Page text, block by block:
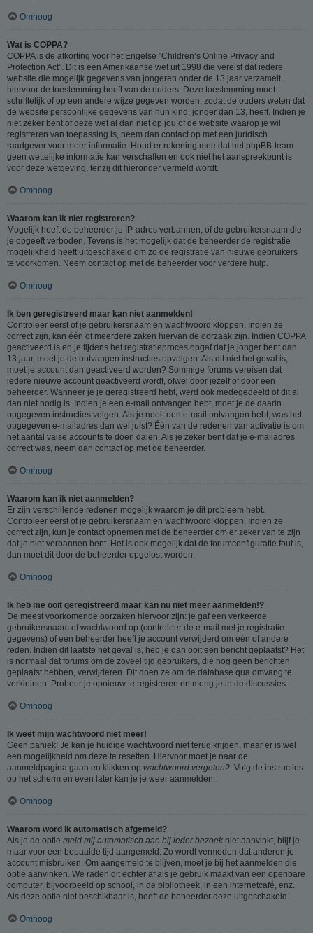
Omhoog
Wat is COPPA?
COPPA is de afkorting voor het Engelse "Children’s Online Privacy and
Protection Act". Dit is een Amerikaanse wet uit 1998 die vereist dat iedere
website die mogelijk gegevens van jongeren onder de 13 jaar verzamelt,
hiervoor de toestemming heeft van de ouders. Deze toestemming moet
schriftelijk of op een andere wijze gegeven worden, zodat de ouders weten dat
de website persoonlijke gegevens van hun kind, jonger dan 13, heeft. Indien je
niet zeker bent of deze wet al dan niet op jou of de website waarop je wil
registreren van toepassing is, neem dan contact op met een juridisch
raadgever voor meer informatie. Houd er rekening mee dat het phpBB-team
geen wettelijke informatie kan verschaffen en ook niet het aanspreekpunt is
voor deze wetgeving, tenzij dit hieronder vermeld wordt.
Omhoog
Waarom kan ik niet registreren?
Mogelijk heeft de beheerder je IP-adres verbannen, of de gebruikersnaam die
je opgeeft verboden. Tevens is het mogelijk dat de beheerder de registratie
mogelijkheid heeft uitgeschakeld om zo de registratie van nieuwe gebruikers
te voorkomen. Neem contact op met de beheerder voor verdere hulp.
Omhoog
Ik ben geregistreerd maar kan niet aanmelden!
Controleer eerst of je gebruikersnaam en wachtwoord kloppen. Indien ze
correct zijn, kan één of meerdere zaken hiervan de oorzaak zijn. Indien COPPA
geactiveerd is en je tijdens het registratieproces opgaf dat je jonger bent dan
13 jaar, moet je de ontvangen instructies opvolgen. Als dit niet het geval is,
moet je account dan geactiveerd worden? Sommige forums vereisen dat
iedere nieuwe account geactiveerd wordt, ofwel door jezelf of door een
beheerder. Wanneer je je geregistreerd hebt, werd ook medegedeeld of dit al
dan niet nodig is. Indien je een e-mail ontvangen hebt, moet je de daarin
opgegeven instructies volgen. Als je nooit een e-mail ontvangen hebt, was het
opgegeven e-mailadres dan wel juist? Één van de redenen van activatie is om
het aantal valse accounts te doen dalen. Als je zeker bent dat je e-mailadres
correct was, neem dan contact op met de beheerder.
Omhoog
Waarom kan ik niet aanmelden?
Er zijn verschillende redenen mogelijk waarom je dit probleem hebt.
Controleer eerst of je gebruikersnaam en wachtwoord kloppen. Indien ze
correct zijn, kun je contact opnemen met de beheerder om er zeker van te zijn
dat je niet verbannen bent. Het is ook mogelijk dat de forumconfiguratie fout is,
dan moet dit door de beheerder opgelost worden.
Omhoog
Ik heb me ooit geregistreerd maar kan nu niet meer aanmelden!?
De meest voorkomende oorzaken hiervoor zijn: je gaf een verkeerde
gebruikersnaam of wachtwoord op (controleer de e-mail met je registratie
gegevens) of een beheerder heeft je account verwijderd om één of andere
reden. Indien dit laatste het geval is, heb je dan ooit een bericht geplaatst? Het
is normaal dat forums om de zoveel tijd gebruikers, die nog geen berichten
geplaatst hebben, verwijderen. Dit doen ze om de database qua omvang te
verkleinen. Probeer je opnieuw te registreren en meng je in de discussies.
Omhoog
Ik weet mijn wachtwoord niet meer!
Geen paniek! Je kan je huidige wachtwoord niet terug krijgen, maar er is wel
een mogelijkheid om deze te resetten. Hiervoor moet je naar de
aanmeldpagina gaan en klikken op wachtwoord vergeten? . Volg de instructies
op het scherm en even later kan je je weer aanmelden.
Omhoog
Waarom word ik automatisch afgemeld?
Als je de optie meld mij automatisch aan bij ieder bezoek niet aanvinkt, blijf je
maar voor een bepaalde tijd aangemeld. Zo wordt vermeden dat anderen je
account misbruiken. Om aangemeld te blijven, moet je bij het aanmelden die
optie aanvinken. We raden dit echter af als je gebruik maakt van een openbare
computer, bijvoorbeeld op school, in de bibliotheek, in een internetcafé, enz.
Als deze optie niet beschikbaar is, heeft de beheerder deze uitgeschakeld.
Omhoog